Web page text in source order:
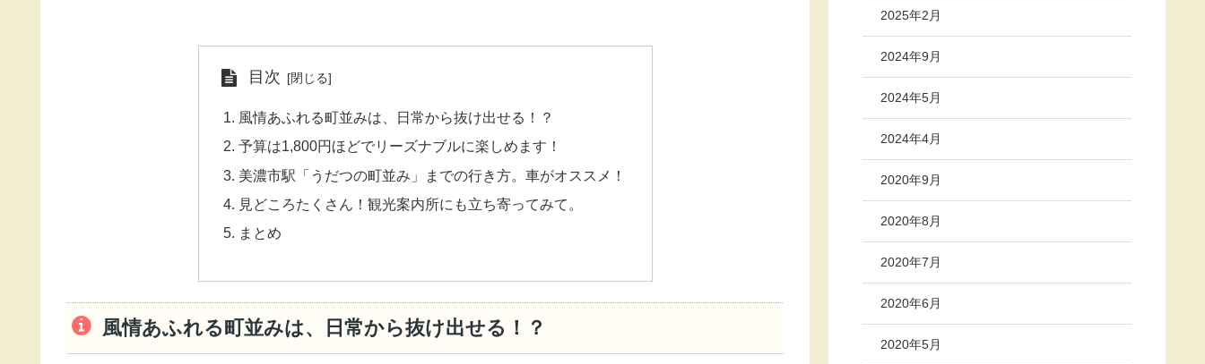
目次
風情あふれる町並みは、日常から抜け出せる！？
予算は1,800円ほどでリーズナブルに楽しめます！
美濃市駅「うだつの町並み」までの行き方。車がオススメ！
見どころたくさん！観光案内所にも立ち寄ってみて。
まとめ
風情あふれる町並みは、日常から抜け出せる！？
2025年2月
2024年9月
2024年5月
2024年4月
2020年9月
2020年8月
2020年7月
2020年6月
2020年5月